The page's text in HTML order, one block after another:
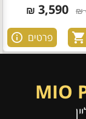
₪
3,590
₪
פרטים
MIO